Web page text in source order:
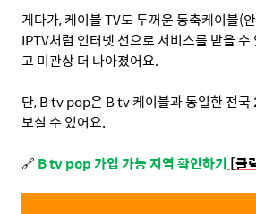
게다가,케이블TV도 두꺼운 동축케이블(
IPTV처럼 인터넷 선으로 서비스를 받을
고 미관상 더 나아졌어요.
단, B tv pop은 B tv케이블과 동일한 전국
보실 수 있어요.
🔗 B tv pop가입 가능지역 확인하기 [클